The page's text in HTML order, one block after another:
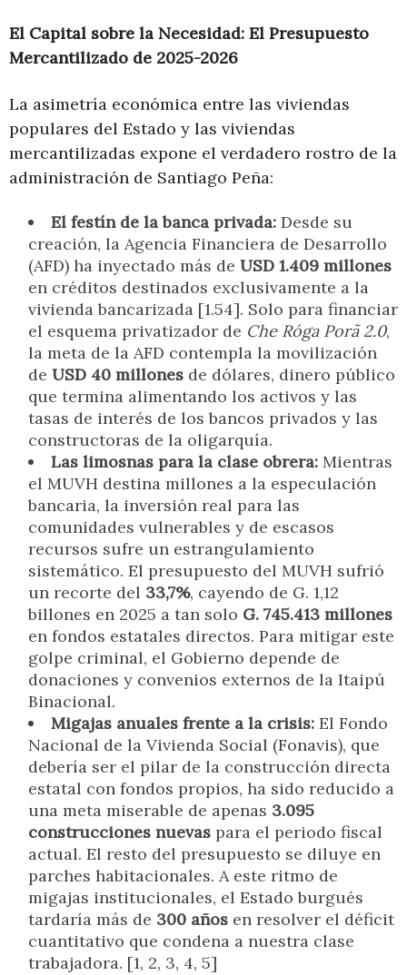
El Capital sobre la Necesidad: El Presupuesto
Mercantilizado de 2025-2026
La asimetría económica entre las viviendas
populares del Estado y las viviendas
mercantilizadas expone el verdadero rostro de la
administración de Santiago Peña:
El festín de la banca privada: Desde su
creación, la Agencia Financiera de Desarrollo
(AFD) ha inyectado más de USD 1.409 millones
en créditos destinados exclusivamente a la
vivienda bancarizada [1.54]. Solo para financiar
el esquema privatizador de Che Róga Porã 2.0,
la meta de la AFD contempla la movilización
de USD 40 millones de dólares, dinero público
que termina alimentando los activos y las
tasas de interés de los bancos privados y las
constructoras de la oligarquía.
Las limosnas para la clase obrera: Mientras
el MUVH destina millones a la especulación
bancaria, la inversión real para las
comunidades vulnerables y de escasos
recursos sufre un estrangulamiento
sistemático. El presupuesto del MUVH sufrió
un recorte del 33,7%, cayendo de G. 1,12
billones en 2025 a tan solo G. 745.413 millones
en fondos estatales directos. Para mitigar este
golpe criminal, el Gobierno depende de
donaciones y convenios externos de la Itaipú
Binacional.
Migajas anuales frente a la crisis: El Fondo
Nacional de la Vivienda Social (Fonavis), que
debería ser el pilar de la construcción directa
estatal con fondos propios, ha sido reducido a
una meta miserable de apenas 3.095
construcciones nuevas para el periodo fiscal
actual. El resto del presupuesto se diluye en
parches habitacionales. A este ritmo de
migajas institucionales, el Estado burgués
tardaría más de 300 años en resolver el déficit
cuantitativo que condena a nuestra clase
trabajadora. [1, 2, 3, 4, 5]